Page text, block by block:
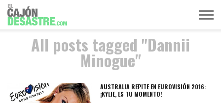
MÚSICA
TELEVISIÓN
POLÍTICA
ACTUALIDAD
EUROVISIÓN
All posts tagged "Dannii
Minogue"
AUSTRALIA REPITE EN EUROVISIÓN 2016:
¡KYLIE, ES TU MOMENTO!